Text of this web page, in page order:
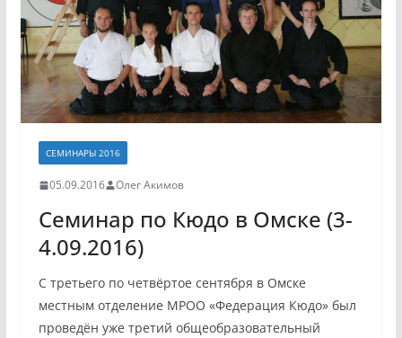
СЕМИНАРЫ 2016
05.09.2016 Олег Акимов
Семинар по Кюдо в Омске (3-
4.09.2016)
С третьего по четвёртое сентября в Омске
местным отделение МРОО «Федерация Кюдо» был
проведён уже третий общеобразовательный